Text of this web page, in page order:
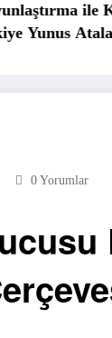
Yolculuğu
inceledi:
Gamfed
0 Yorumlar